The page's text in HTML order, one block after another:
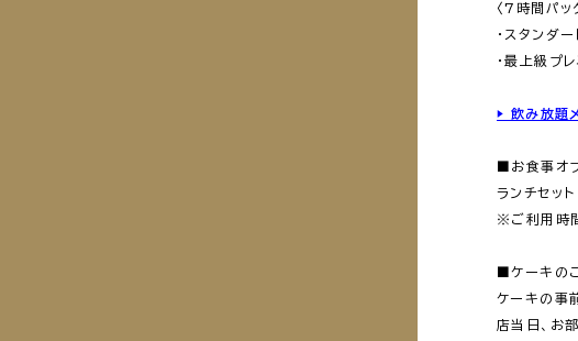
〈7時間パッ
・スタンダ
・最上級プ
▶ 飲み放題
■お食事オ
ランチセッ
※ご利用時
■ケーキの
ケーキの事
店当日、お